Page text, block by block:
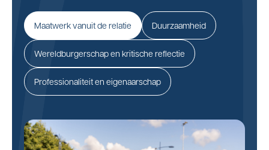
Maatwerk vanuit de relatie Duurzaamheid
Wereldburgerschap en kritische reflectie
Professionaliteit en eigenaarschap